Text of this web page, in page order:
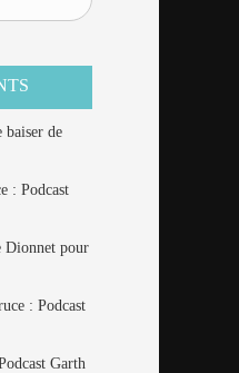
baiser de
: Podcast
Dionnet pour
: Podcast
Garth